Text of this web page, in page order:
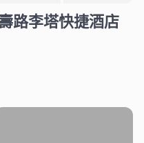
路李塔快捷酒店